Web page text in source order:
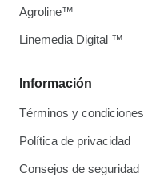
Información
Términos y condiciones
Política de privacidad
Consejos de seguridad
Agroline™
Linemedia Digital ™